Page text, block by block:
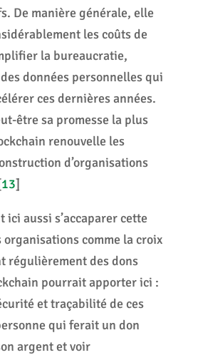
De manière générale, elle
les coûts de
la bureaucratie,
données personnelles qui
ces dernières années.
être sa promesse la plus
renouvelle les
d’organisations
[13]
ici aussi s’accaparer cette
organisations comme la croix
régulièrement des dons
pourrait apporter ici :
et traçabilité de ces
qui ferait un don
argent et voir